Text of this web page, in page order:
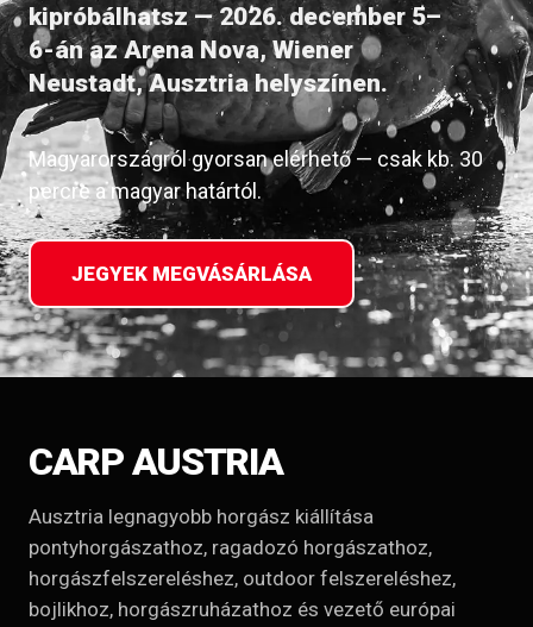
kipróbálhatsz — 2026. december 5–
6-án az Arena Nova, Wiener
Neustadt, Ausztria helyszínen.
Magyarországról gyorsan elérhető — csak kb. 30
percre a magyar határtól.
JEGYEK MEGVÁSÁRLÁSA
CARP AUSTRIA
Ausztria legnagyobb horgász kiállítása
pontyhorgászathoz, ragadozó horgászathoz,
horgászfelszereléshez, outdoor felszereléshez,
bojlikhoz, horgászruházathoz és vezető európai